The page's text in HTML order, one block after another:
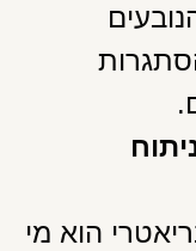
הוא מי